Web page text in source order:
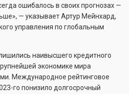
ошибалось в своих прогнозах —
— указывает Артур Мейнхард,
управления по глобальным
наивысшего кредитного
экономике мира
Международное рейтинговое
го понизило долгосрочный